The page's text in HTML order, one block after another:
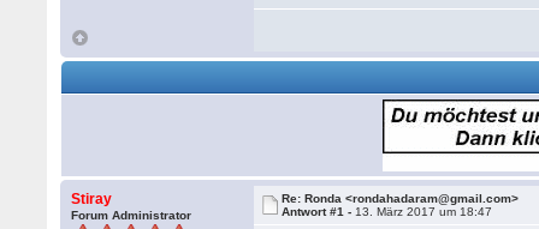
Stiray
Forum Administrator
Re: Ronda <rondahadaram@gmail.com>
Antwort #1 - 13. März 2017 um 18:47